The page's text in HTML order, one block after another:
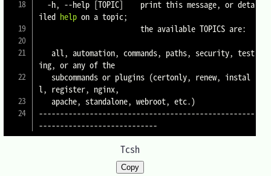
  -h,
--help [TOPIC]
    print this message, or deta
iled help on a topic;
ing, or any of the
   subcommands or plugins
(certonly, renew, instal
l, register, nginx,
   apache, standalone, webroot, etc.
)
---------------------------------------------------
Tcsh
Copy